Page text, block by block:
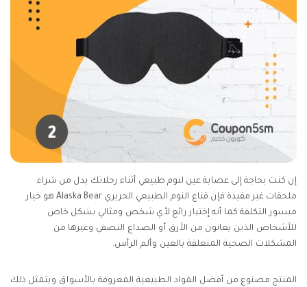
إن كنت بحاجة إلى عصابة عين لنوم طبيعي أثناء رحلاتك بدل من شراء
ملحقات غير مفيدة فإن قناع النوم الطبيعي الحريري Alaska Bear هو خيار
ميسور التكلفة كما أنه إختيار رائع لأي شخص ومثالي بشكل خاص
للأشخاص الذين يعانون من الأرق أو الصداع النصفي وغيرها من
المشكلات الصحية المتعلقة بالعين وألم الرأس.
المنتج مصنوع من أفضل المواد الطبيعية المعروفة بالأسواق ويتمثل ذلك